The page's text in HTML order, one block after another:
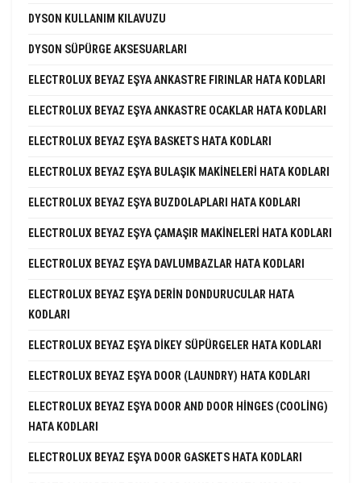
DYSON KULLANIM KILAVUZU
DYSON SÜPÜRGE AKSESUARLARI
ELECTROLUX BEYAZ EŞYA ANKASTRE FIRINLAR HATA KODLARI
ELECTROLUX BEYAZ EŞYA ANKASTRE OCAKLAR HATA KODLARI
ELECTROLUX BEYAZ EŞYA BASKETS HATA KODLARI
ELECTROLUX BEYAZ EŞYA BULAŞIK MAKINELERI HATA KODLARI
ELECTROLUX BEYAZ EŞYA BUZDOLAPLARI HATA KODLARI
ELECTROLUX BEYAZ EŞYA ÇAMAŞIR MAKINELERI HATA KODLARI
ELECTROLUX BEYAZ EŞYA DAVLUMBAZLAR HATA KODLARI
ELECTROLUX BEYAZ EŞYA DERIN DONDURUCULAR HATA
KODLARI
ELECTROLUX BEYAZ EŞYA DIKEY SÜPÜRGELER HATA KODLARI
ELECTROLUX BEYAZ EŞYA DOOR (LAUNDRY) HATA KODLARI
ELECTROLUX BEYAZ EŞYA DOOR AND DOOR HINGES (COOLING)
HATA KODLARI
ELECTROLUX BEYAZ EŞYA DOOR GASKETS HATA KODLARI